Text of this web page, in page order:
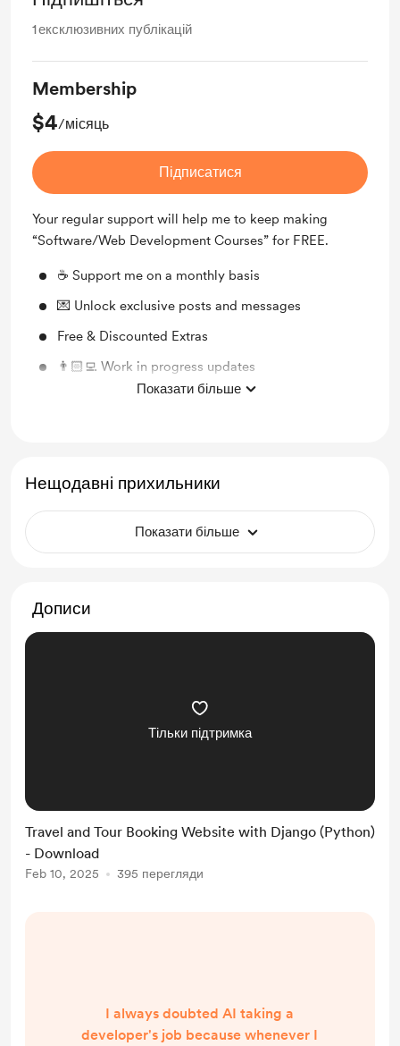
1ексклюзивних публікацій
Membership
$4/місяць
Підписатися
Your regular support will help me to keep making
“Software/Web Development Courses” for FREE.
☕️ Support me on a monthly basis
💌 Unlock exclusive posts and messages
Free & Discounted Extras
👨🏻‍💻 Work in progress updates
🙏🏻 My very gratefull thanks!
Показати більше
Нещодавні прихильники
Показати більше
Дописи
Тільки підтримка
Travel and Tour Booking Website with Django (Python)
- Download
Feb 10, 2025 395 перегляди
I always doubted AI taking a
developer's job because whenever I